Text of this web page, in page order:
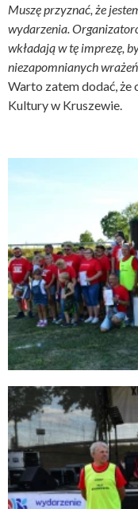
Muszę przyznać, że
wydarzenia.
wkładają w tę imprezę,
niezapomnianych
Warto zatem dodać,
Kultury w Kruszewie.